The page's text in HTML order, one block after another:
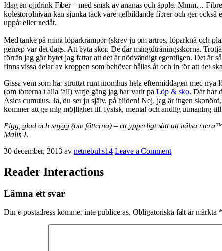
Idag en ojidrink Fiber – med smak av ananas och äpple. Mmm…
kolestorolnivån kan sjunka tack vare gelbildande fibrer och ger också
uppåt eller nedåt.
Med tanke på mina löparkrämpor (skrev ju om artros, löparknä och
genrep var det dags. Att byta skor. De där mängdträningsskorna.
förrän jag gör bytet jag fattar att det är nödvändigt egentligen. Det är
finns vissa delar av kroppen som behöver hållas åt och in för att det
Gissa vem som har struttat runt inomhus hela eftermiddagen med
(om fötterna i alla fall) varje gång jag har varit på Löp & sko. Där har
Asics cumulus. Ja, du ser ju själv, på bilden! Nej, jag är ingen
kommer att ge mig möjlighet till fysisk, mental och andlig utmaning
Pigg, glad och snygg (om fötterna) – ett ypperligt sätt att hälsa
Malin L
30 december, 2013 av netnebulis14 Leave a Comment
Reader Interactions
Lämna ett svar
Din e-postadress kommer inte publiceras. Obligatoriska fält är märkta *